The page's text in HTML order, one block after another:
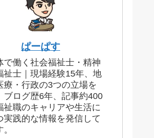
ぱーぱす
で働く社会福祉士・精神
祉士｜現場経験15年、地
療・行政の3つの立場を
ブログ歴6年、記事約400
祉職のキャリアや生活に
実践的な情報を発信して